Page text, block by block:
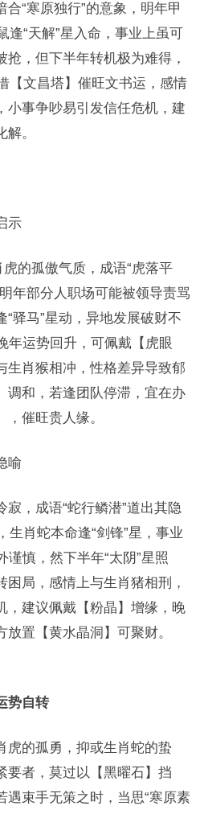
“寒原独行”的意象，明年甲
逢“天解”星入命，事业上虽可
，但下半年转机极为难得，
【文昌塔】催旺文书运，感情
小事争吵易引发信任危机，建
。
示
的孤傲气质，成语“虎落平
年部分人职场可能被领导责骂
驿马”星动，异地发展破财不
年运势回升，可佩戴【虎眼
生肖猴相冲，性格差异导致郁
调和，若逢团队停滞，宜在办
催旺贵人缘。
喻
，成语“蛇行鳞潜”道出其隐
生肖蛇本命逢“剑锋”星，事业
谨慎，然下半年“太阴”星照
局，感情上与生肖猪相刑，
，建议佩戴【粉晶】增缘，晚
置【黄水晶洞】可聚财。
势自转
虎的孤勇，抑或生肖蛇的蛰
要者，莫过以【黑曜石】挡
遇束手无策之时，当思“寒原素